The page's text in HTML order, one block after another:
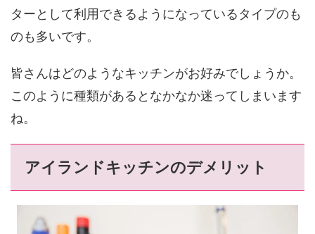
ターとして利用できるようになっているタイプのも
のも多いです。
皆さんはどのようなキッチンがお好みでしょうか。
このように種類があるとなかなか迷ってしまいます
ね。
アイランドキッチンのデメリット